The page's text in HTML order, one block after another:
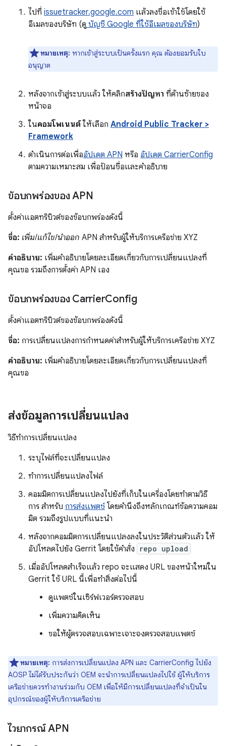
ไปที่ issuetracker.google.com แล้วลงชื่อเข้าใช้โดยใช้
อีเมลของบริษัท (ดู บัญชี Google ที่ใช้อีเมลของบริษัท)
หมายเหตุ: หากเข้าสู่ระบบเป็นครั้งแรก คุณ ต้องยอมรับใบ
อนุญาต
หลังจากเข้าสู่ระบบแล้ว ให้คลิกสร้างปัญหา ที่ด้านซ้ายของ
หน้าจอ
ในคอมโพเนนต์ให้เลือก Android Public Tracker >
Framework
ดำเนินการต่อเพื่ออัปเดต APN หรือ อัปเดต CarrierConfig
ตามความเหมาะสม เพื่อป้อนชื่อและคำอธิบาย
ข้อบกพร่องของ APN
ตั้งค่าแอตทริบิวต์ของข้อบกพร่องดังนี้
ชื่อ: เพิ่ม/แก้ไข/นำออก APN สำหรับผู้ให้บริการเครือข่าย XYZ
คำอธิบาย: เพิ่มคำอธิบายโดยละเอียดเกี่ยวกับการเปลี่ยนแปลงที่
คุณขอ รวมถึงการตั้งค่า APN เอง
ข้อบกพร่องของ CarrierConfig
ตั้งค่าแอตทริบิวต์ของข้อบกพร่องดังนี้
ชื่อ: การเปลี่ยนแปลงการกำหนดค่าสำหรับผู้ให้บริการเครือข่าย XYZ
คำอธิบาย: เพิ่มคำอธิบายโดยละเอียดเกี่ยวกับการเปลี่ยนแปลงที่
คุณขอ
ส่งข้อมูลการเปลี่ยนแปลง
วิธีทำการเปลี่ยนแปลง
ระบุไฟล์ที่จะเปลี่ยนแปลง
ทำการเปลี่ยนแปลงไฟล์
คอมมิตการเปลี่ยนแปลงไปยังที่เก็บในเครื่องโดยทำตามวิธี
การ สำหรับ การส่งแพตช์โดยคำนึงถึงหลักเกณฑ์ข้อความคอม
มิต รวมถึงรูปแบบที่แนะนำ
หลังจากคอมมิตการเปลี่ยนแปลงลงในประวัติส่วนตัวแล้ว ให้
อัปโหลดไปยัง Gerrit โดยใช้คำสั่ง
repo upload
เมื่ออัปโหลดสำเร็จแล้ว repo จะแสดง URL ของหน้าใหม่ใน
Gerrit ใช้ URL นี้เพื่อทำสิ่งต่อไปนี้
ดูแพตช์ในเซิร์ฟเวอร์ตรวจสอบ
เพิ่มความคิดเห็น
ขอให้ผู้ตรวจสอบเฉพาะเจาะจงตรวจสอบแพตช์
หมายเหตุ: การส่งการเปลี่ยนแปลง APN และ CarrierConfig ไปยัง
AOSP ไม่ได้รับประกันว่า OEM จะนำการเปลี่ยนแปลงไปใช้ ผู้ให้บริการ
เครือข่ายควรทำงานร่วมกับ OEM เพื่อให้มีการเปลี่ยนแปลงที่จำเป็นใน
อุปกรณ์ของผู้ให้บริการเครือข่าย
ไวยากรณ์ APN